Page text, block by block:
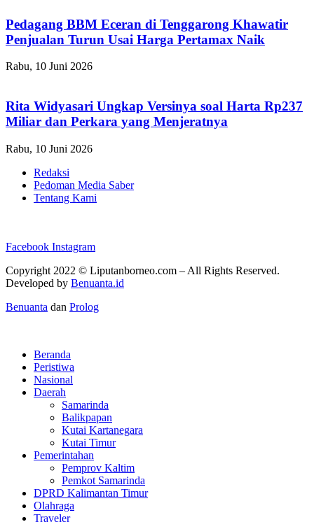
Pedagang BBM Eceran di Tenggarong Khawatir
Penjualan Turun Usai Harga Pertamax Naik
Rabu, 10 Juni 2026
Rita Widyasari Ungkap Versinya soal Harta Rp237
Miliar dan Perkara yang Menjeratnya
Rabu, 10 Juni 2026
Redaksi
Pedoman Media Saber
Tentang Kami
Facebook Instagram
Copyright 2022 © Liputanborneo.com – All Rights Reserved.
Developed by Benuanta.id
Benuanta dan Prolog
Beranda
Peristiwa
Nasional
Daerah
Samarinda
Balikpapan
Kutai Kartanegara
Kutai Timur
Pemerintahan
Pemprov Kaltim
Pemkot Samarinda
DPRD Kalimantan Timur
Olahraga
Traveler